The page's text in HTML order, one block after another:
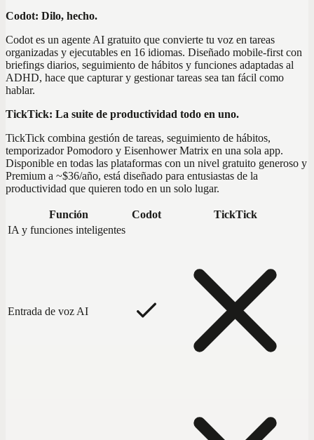
Codot: Dilo, hecho.
Codot es un agente AI gratuito que convierte tu voz en tareas
organizadas y ejecutables en 16 idiomas. Diseñado mobile-first con
briefings diarios, seguimiento de hábitos y funciones adaptadas al
ADHD, hace que capturar y gestionar tareas sea tan fácil como
hablar.
TickTick: La suite de productividad todo en uno.
TickTick combina gestión de tareas, seguimiento de hábitos,
temporizador Pomodoro y Eisenhower Matrix en una sola app.
Disponible en todas las plataformas con un nivel gratuito generoso y
Premium a ~$36/año, está diseñado para entusiastas de la
productividad que quieren todo en un solo lugar.
Función Codot
TickTick
IA y funciones inteligentes
Entrada de voz AI